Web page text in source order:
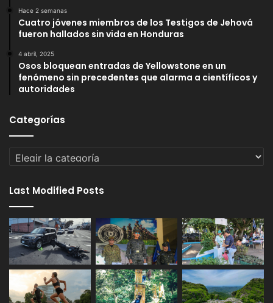
Hace 2 semanas
Cuatro jóvenes miembros de los Testigos de Jehová
fueron hallados sin vida en Honduras
4 abril, 2025
Osos bloquean entradas de Yellowstone en un
fenómeno sin precedentes que alarma a científicos y
autoridades
Categorías
Categorías
Last Modified Posts